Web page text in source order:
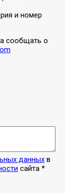
и номер
сообщать о
данных в
сайта *